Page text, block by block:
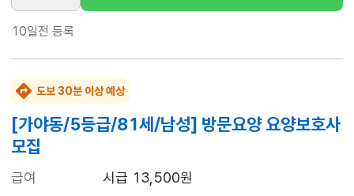
10일전 등록
도보 30분 이상 예상
[가야동/5등급/81세/남성] 방문요양 요양보호사
모집
급여
시급 13,500원